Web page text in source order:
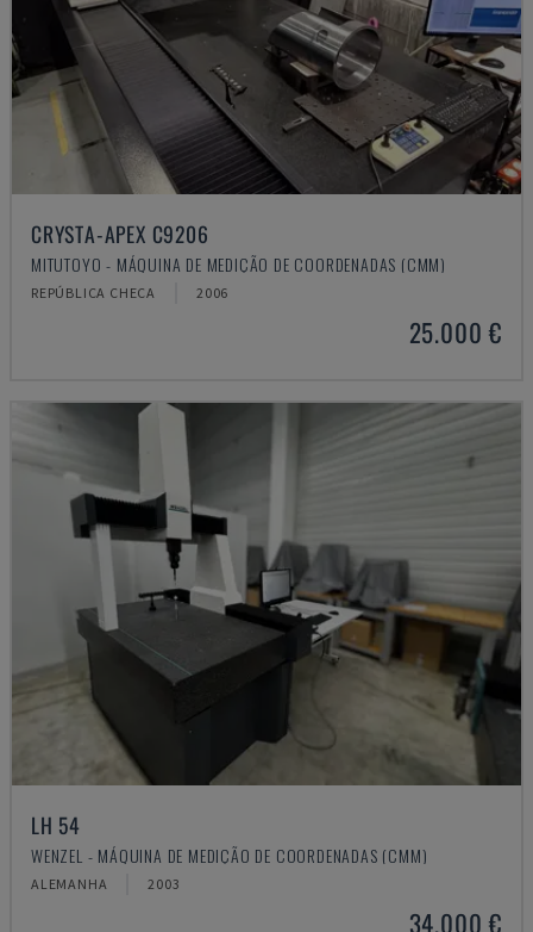
CRYSTA-APEX C9206
MITUTOYO - MÁQUINA DE MEDIÇÃO DE COORDENADAS (CMM)
REPÚBLICA CHECA 2006
25.000 €
LH 54
WENZEL - MÁQUINA DE MEDIÇÃO DE COORDENADAS (CMM)
ALEMANHA 2003
34.000 €